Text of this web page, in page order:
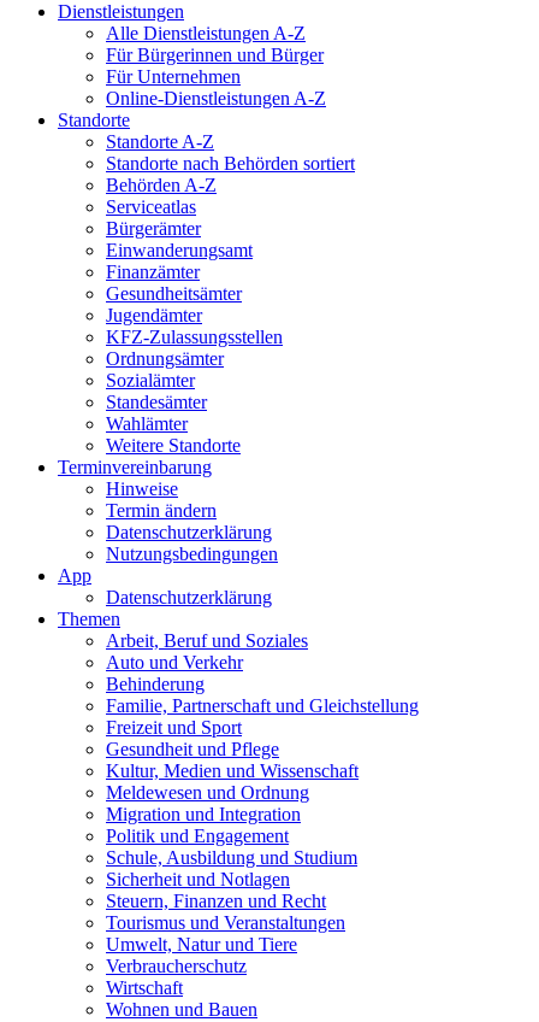
Dienst­leistungen
Alle Dienstleistungen A-Z
Für Bürgerinnen und Bürger
Für Unternehmen
Online-Dienstleistungen A-Z
Standorte
Standorte A-Z
Standorte nach Behörden sortiert
Behörden A-Z
Serviceatlas
Bürgerämter
Einwanderungs­amt
Finanzämter
Gesundheits­ämter
Jugendämter
KFZ-Zulassungs­stellen
Ordnungsämter
Sozialämter
Standesämter
Wahlämter
Weitere Standorte
Termin­vereinbarung
Hinweise
Termin ändern
Datenschutz­erklärung
Nutzungs­bedingungen
App
Daten­schutz­erklärung
Themen
Arbeit, Beruf und Soziales
Auto und Verkehr
Behinderung
Familie, Partnerschaft und Gleichstellung
Freizeit und Sport
Gesundheit und Pflege
Kultur, Medien und Wissenschaft
Meldewesen und Ordnung
Migration und Integration
Politik und Engagement
Schule, Ausbildung und Studium
Sicherheit und Notlagen
Steuern, Finanzen und Recht
Tourismus und Veranstaltungen
Umwelt, Natur und Tiere
Verbraucher­schutz
Wirtschaft
Wohnen und Bauen